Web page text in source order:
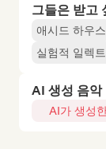
그들은 받고
애시드 하우스
실험적 일렉
AI 생성 음악
AI가 생성